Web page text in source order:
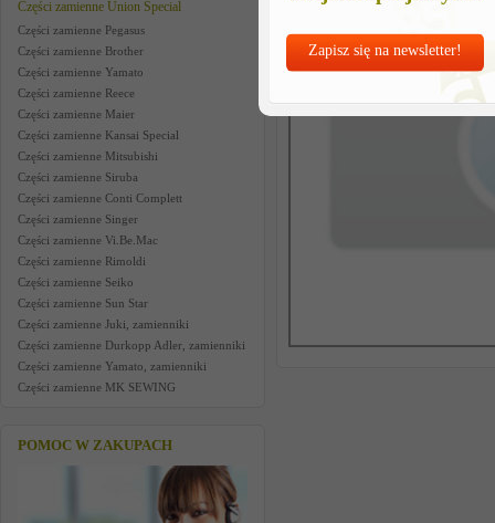
Zapisz się na newsletter!
Części zamienne Union Special
Części zamienne Pegasus
Części zamienne Brother
Części zamienne Yamato
Części zamienne Reece
Części zamienne Maier
Części zamienne Kansai Special
Części zamienne Mitsubishi
Części zamienne Siruba
Części zamienne Conti Complett
Części zamienne Singer
Części zamienne Vi.Be.Mac
Części zamienne Rimoldi
Części zamienne Seiko
Części zamienne Sun Star
Części zamienne Juki, zamienniki
Części zamienne Durkopp Adler, zamienniki
Części zamienne Yamato, zamienniki
Części zamienne MK SEWING
POMOC W ZAKUPACH